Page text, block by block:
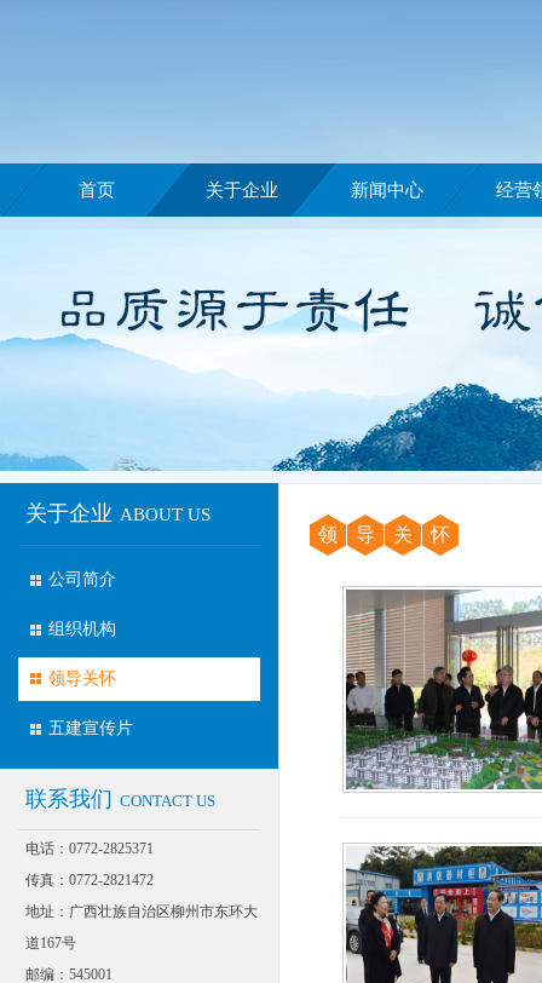
首页 关于企业 新闻中心 经营
关于企业 ABOUT US
公司简介
组织机构
领导关怀
五建宣传片
联系我们 CONTACT US
电话：0772-2825371
传真：0772-2821472
地址：广西壮族自治区柳州市东环大
道167号
邮编：545001
领 导 关 怀